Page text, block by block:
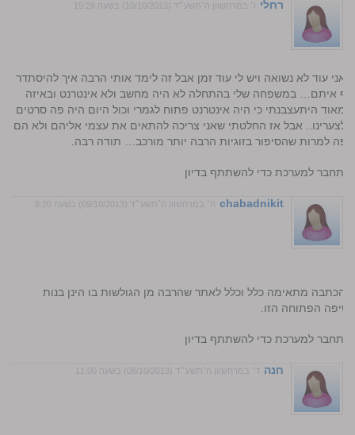
רחלי ו׳ במרחשוון ה׳תשע״ד (10/10/2013) בשעה 15:29
עוד לא נשואה ויש לי עוד זמן אבל זה לימד אותי הרבה איך להיסתדר
איתם… במשפחה שלי בהתחלה לא היה מחשב ולא אינטרנט ובאיזה
מאוד היתעצבנתי כי היה אינטרנט פתוח לגמרי וכול היום היה פה סרטים
אבל אז החלטתי שאני צריכה להתאים את עצמי אליהם ולא הם
למרות שהסיפור בזוגיות הרבה יותר מורכב… תודה רבה.
התחבר למערכת כדי להשתתף בדיון
chabadnikit ה׳ במרחשוון ה׳תשע״ד (09/10/2013) בשעה 8:20
הכתבה מתאימה כלל וכלל לאתר שהרבה מן הגולשות בו הינן בנות
הפתוחה הזו.
התחבר למערכת כדי להשתתף בדיון
חנה ד׳ במרחשוון ה׳תשע״ד (08/10/2013) בשעה 11:00